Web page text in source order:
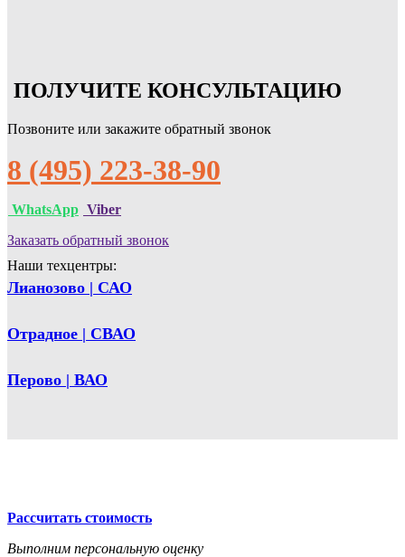
ПОЛУЧИТЕ КОНСУЛЬТАЦИЮ
Позвоните или закажите обратный звонок
8 (495) 223-38-90
WhatsApp Viber
Заказать обратный звонок
Наши техцентры:
Лианозово | САО
Отрадное | СВАО
Перово | ВАО
Рассчитать стоимость
Выполним персональную оценку